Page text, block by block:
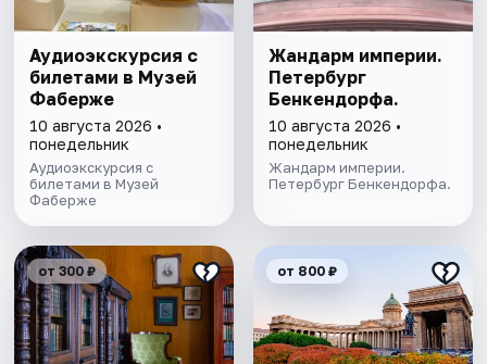
Аудиоэкскурсия с
билетами в Музей
Фаберже
10 августа 2026 •
понедельник
Аудиоэкскурсия с
билетами в Музей
Фаберже
Жандарм империи.
Петербург
Бенкендорфа.
10 августа 2026 •
понедельник
Жандарм империи.
Петербург Бенкендорфа.
от 300 ₽ от 800 ₽